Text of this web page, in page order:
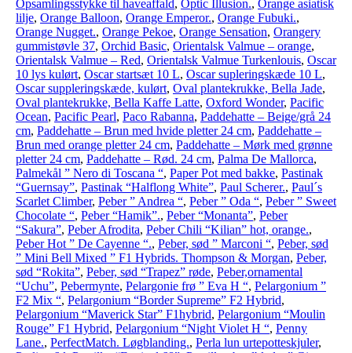
Opsamlingsstykke til haveaffald, Optic Illusion., Orange asiatisk
lilje, Orange Balloon, Orange Emperor., Orange Fubuki.,
Orange Nugget., Orange Pekoe, Orange Sensation, Orangery
gummistøvle 37, Orchid Basic, Orientalsk Valmue – orange,
Orientalsk Valmue – Red, Orientalsk Valmue Turkenlouis, Oscar
10 lys kulørt, Oscar startsæt 10 L, Oscar supleringskæde 10 L,
Oscar suppleringskæde, kulørt, Oval plantekrukke, Bella Jade,
Oval plantekrukke, Bella Kaffe Latte, Oxford Wonder, Pacific
Ocean, Pacific Pearl, Paco Rabanna, Paddehatte – Beige/grå 24
cm, Paddehatte – Brun med hvide pletter 24 cm, Paddehatte –
Brun med orange pletter 24 cm, Paddehatte – Mørk med grønne
pletter 24 cm, Paddehatte – Rød. 24 cm, Palma De Mallorca,
Palmekål ” Nero di Toscana “, Paper Pot med bakke, Pastinak
“Guernsay”, Pastinak “Halflong White”, Paul Scherer., Paul´s
Scarlet Climber, Peber ” Andrea “, Peber ” Oda “, Peber ” Sweet
Chocolate “, Peber “Hamik”., Peber “Monanta”, Peber
“Sakura”, Peber Afrodita, Peber Chili “Kilian” hot, orange.,
Peber Hot ” De Cayenne “., Peber, sød ” Marconi “, Peber, sød
” Mini Bell Mixed ” F1 Hybrids. Thompson & Morgan, Peber,
sød “Rokita”, Peber, sød “Trapez” røde, Peber,ornamental
“Uchu”, Pebermynte, Pelargonie frø ” Eva H “, Pelargonium ”
F2 Mix “, Pelargonium “Border Supreme” F2 Hybrid,
Pelargonium “Maverick Star” F1hybrid, Pelargonium “Moulin
Rouge” F1 Hybrid, Pelargonium “Night Violet H “, Penny
Lane., PerfectMatch. Løgblanding., Perla lun urtepotteskjuler,